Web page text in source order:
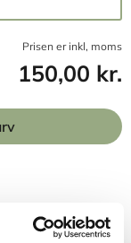
Prisen er inkl, moms
150,00 kr.